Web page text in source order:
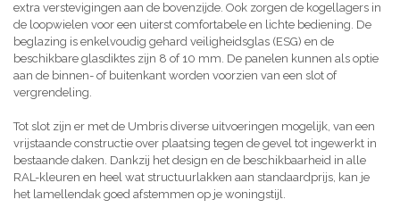
extra verstevigingen aan de bovenzijde. Ook zorgen de kogellagers in
de loopwielen voor een uiterst comfortabele en lichte bediening. De
beglazing is enkelvoudig gehard veiligheidsglas (ESG) en de
beschikbare glasdiktes zijn 8 of 10 mm. De panelen kunnen als optie
aan de binnen- of buitenkant worden voorzien van een slot of
vergrendeling.
Tot slot zijn er met de Umbris diverse uitvoeringen mogelijk, van een
vrijstaande constructie over plaatsing tegen de gevel tot ingewerkt in
bestaande daken. Dankzij het design en de beschikbaarheid in alle
RAL-kleuren en heel wat structuurlakken aan standaardprijs, kan je
het lamellendak goed afstemmen op je woningstijl.